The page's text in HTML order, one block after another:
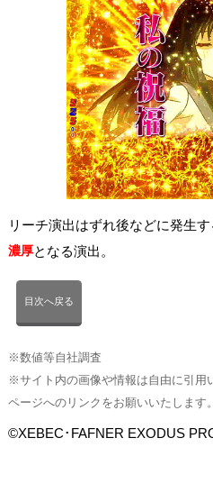
リーチ演出はずれ後などに発生す
濃厚となる演出。
目次へ戻る
※数値等自社調査
※サイト内の画像や情報は自由に引用
ページへのリンクをお願いいたします。
©XEBEC･FAFNER EXODUS